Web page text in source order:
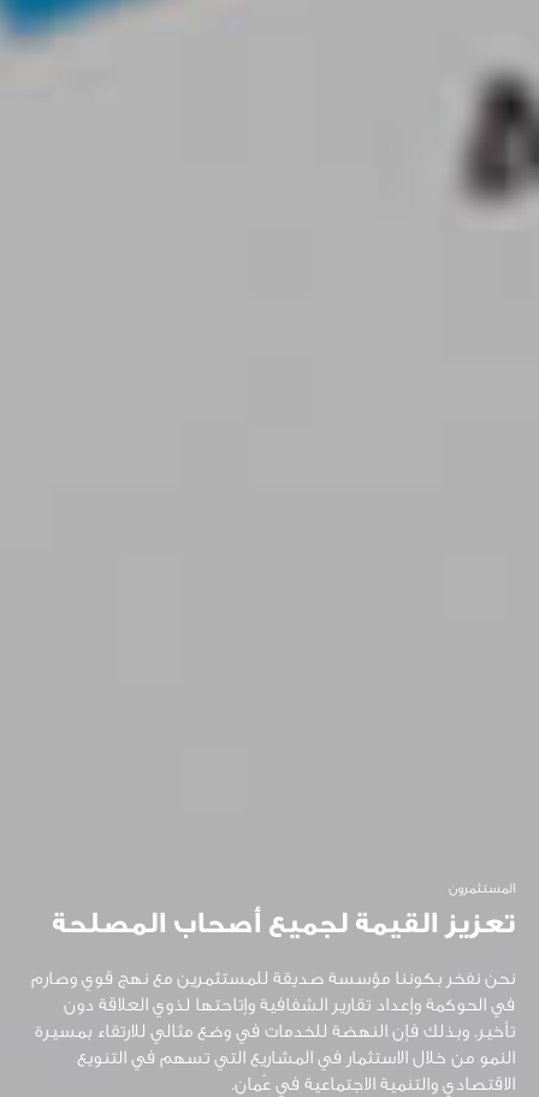
المستثمرون
تعزيز القيمة لجميع أصحاب المصلحة
نحن نفخر بكوننا مؤسسة صديقة للمستثمرين مع نهج قوي وصارم
في الحوكمة وإعداد تقارير الشفافية وإتاحتها لذوي العلاقة دون
تأخير. وبذلك فإن النهضة للخدمات في وضع مثالي للارتقاء بمسيرة
النمو من خلال الاستثمار في المشاريع التي تسهم في التنويع
الاقتصادي والتنمية الاجتماعية في عُمان.